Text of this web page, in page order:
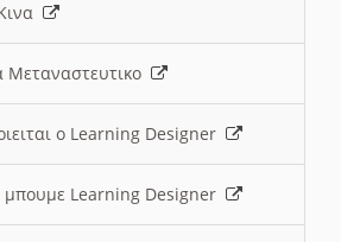
Μεταναστευτικο
ο Learning Designer
μπουμε Learning Designer